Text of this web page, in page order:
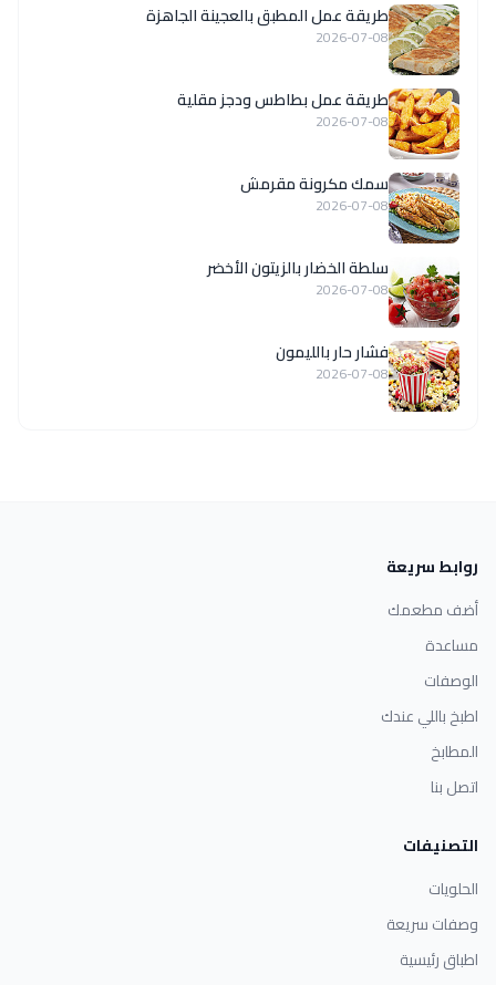
طريقة عمل المطبق بالعجينة الجاهزة
2026-07-08
طريقة عمل بطاطس ودجز مقلية
2026-07-08
سمك مكرونة مقرمش
2026-07-08
سلطة الخضار بالزيتون الأخضر
2026-07-08
فشار حار بالليمون
2026-07-08
روابط سريعة
أضف مطعمك
مساعدة
الوصفات
اطبخ باللي عندك
المطابخ
اتصل بنا
التصنيفات
الحلويات
وصفات سريعة
اطباق رئيسية